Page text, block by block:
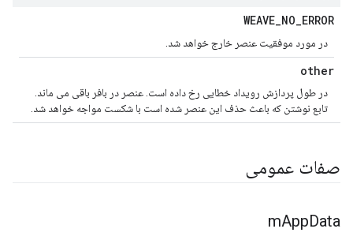
WEAVE_NO_ERROR
در مورد موفقیت عنصر خارج خواهد شد.
other
در طول پردازش رویداد خطایی رخ داده است. عنصر در بافر باقی می ماند.
تابع نوشتن که باعث حذف این عنصر شده است با شکست مواجه خواهد شد.
صفات عمومی
mAppData